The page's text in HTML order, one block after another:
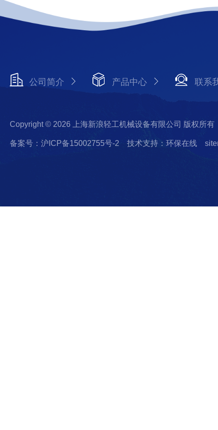
公司简介 产品中心 联系
Copyright © 2026 上海新浪轻工机械设备有限公司 版权所有
备案号：沪ICP备15002755号-2 技术支持：环保在线